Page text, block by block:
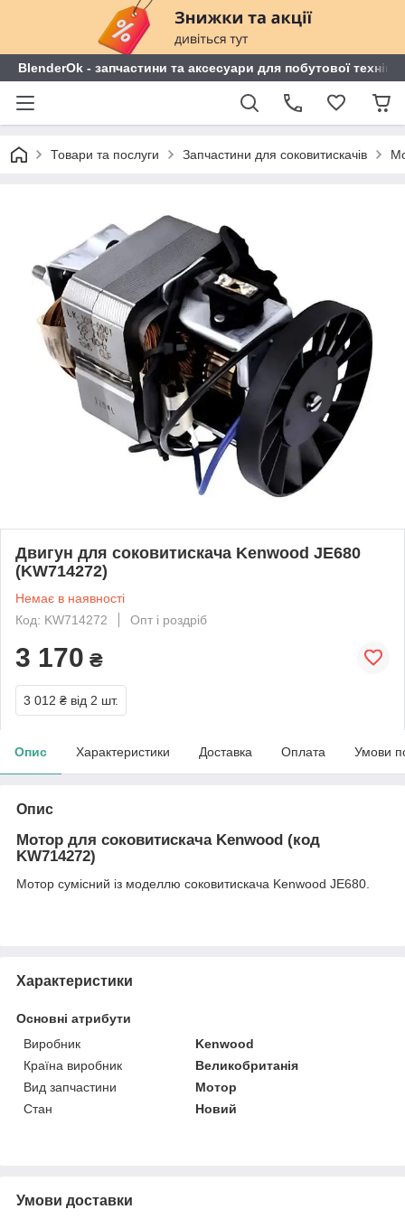
BlenderOk - запчастини та аксесуари для побутової техніки
Товари та послуги Запчастини для соковитискачів
Двигун для соковитискача Kenwood JE680
(KW714272)
Немає в наявності
Код: KW714272
Опт і роздріб
3 170 ₴
3 012 ₴ від 2 шт.
Опис Характеристики Доставка Оплата Умови
Опис
Мотор для соковитискача Kenwood (код
KW714272)
Мотор сумісний із моделлю соковитискача Kenwood JE680.
Характеристики
Основні атрибути
Виробник
Kenwood
Країна виробник
Великобританія
Вид запчастини
Мотор
Стан
Новий
Умови доставки